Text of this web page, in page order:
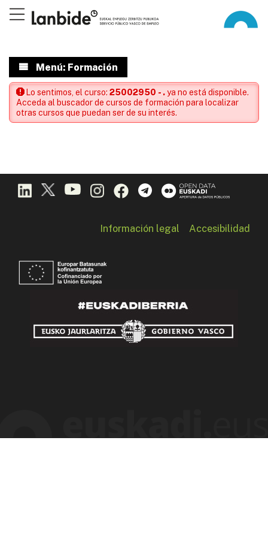
Menú: Formación
Lo sentimos, el curso:25002950 - .ya no está disponible.
Acceda al buscador de cursos de formación para localizar
otras cursos que puedan ser de su interés.
Información legal Accesibilidad